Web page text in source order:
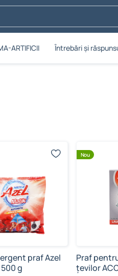
ARTIFICII Întrebări și
praf Azel
g
Nou
Praf
țevilor